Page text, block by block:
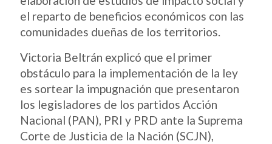
el reparto de beneficios económicos con las
comunidades dueñas de los territorios.
Victoria Beltrán explicó que el primer
obstáculo para la implementación de la ley
es sortear la impugnación que presentaron
los legisladores de los partidos Acción
Nacional (PAN), PRI y PRD ante la Suprema
Corte de Justicia de la Nación (SCJN),